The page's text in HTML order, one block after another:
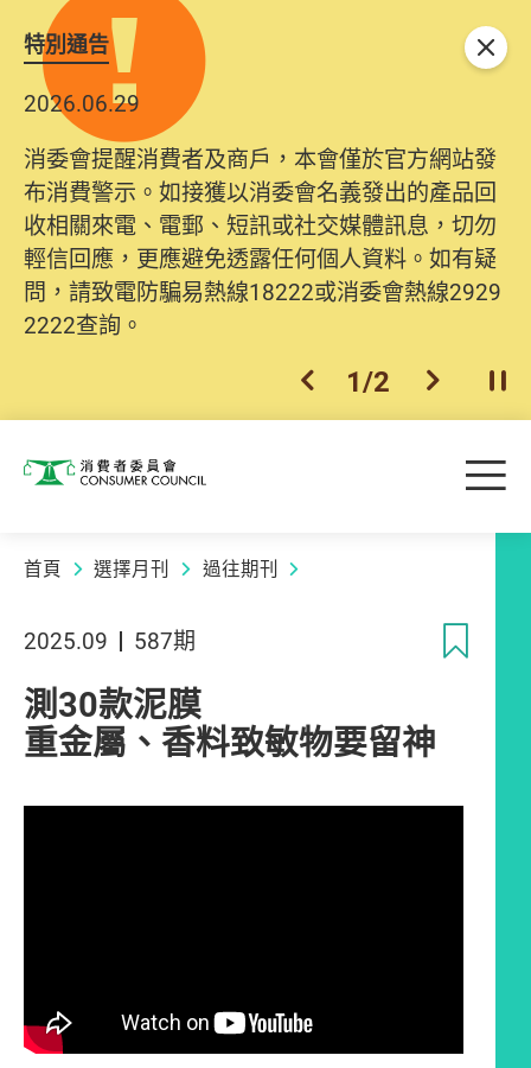
特別通告
2026.06.29
消委會提醒消費者及商戶，本會僅於官方網站發
布消費警示。如接獲以消委會名義發出的產品回
收相關來電、電郵、短訊或社交媒體訊息，切勿
輕信回應，更應避免透露任何個人資料。如有疑
問，請致電防騙易熱線18222或消委會熱線2929
2222查詢。
上一個
1/2 下一個開
關閉
消費者委員會 目
首頁 選擇月刊 過往期刊
2025.09 587期
測30款泥膜
重金屬、香料致敏物要留神